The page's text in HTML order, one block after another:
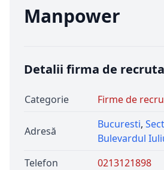
Manpower
Detalii firma de
Categorie Firme de
Adresă
Bucuresti,
Bulevardul
Telefon
0213121898